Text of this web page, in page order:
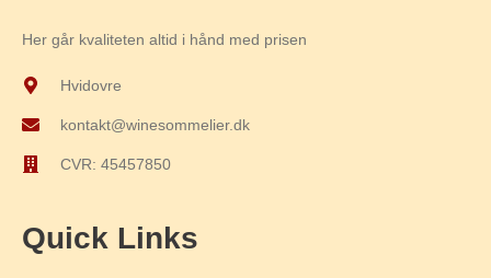
Her går kvaliteten altid i hånd med prisen
Hvidovre
kontakt@winesommelier.dk
CVR: 45457850
Quick Links